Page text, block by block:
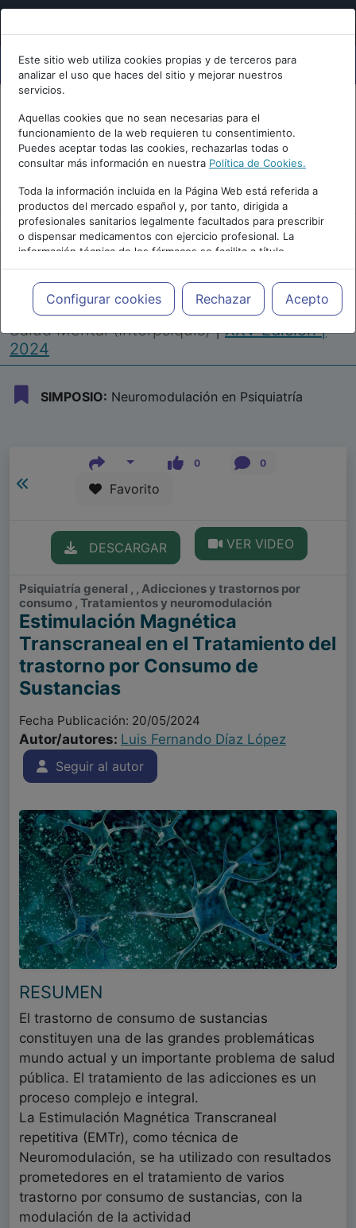
Este sitio web utiliza cookies propias y de terceros para
analizar el uso que haces del sitio y mejorar nuestros
servicios.
Aquellas cookies que no sean necesarias para el
funcionamiento de la web requieren tu consentimiento.
Puedes aceptar todas las cookies, rechazarlas todas o
consultar más información en nuestra Política de Cookies.
Toda la información incluida en la Página Web está referida a
productos del mercado español y, por tanto, dirigida a
profesionales sanitarios legalmente facultados para prescribir
o dispensar medicamentos con ejercicio profesional. La
información técnica de los fármacos se facilita a título
meramente informativo, siendo responsabilidad de los
profesionales facultados prescribir medicamentos y decidir, en
cada caso concreto, el tratamiento más adecuado a las
necesidades del paciente.
Configurar cookies Rechazar Acepto
Repositorio de Artículos |Congreso Virtual
Internacional de Psiquiatría, Psicología y
Salud Mental (Interpsiquis)|XXV Edición |
2024
SIMPOSIO: Neuromodulación en Psiquiatría
0 0
Favorito
DESCARGAR VER VIDEO
Psiquiatría general , , Adicciones y trastornos por
consumo , Tratamientos y neuromodulación
Estimulación Magnética
Transcraneal en el Tratamiento del
trastorno por Consumo de
Sustancias
Fecha Publicación: 20/05/2024
Autor/autores: Luis Fernando Díaz López
Seguir al autor
RESUMEN
El trastorno de consumo de sustancias
constituyen una de las grandes problemáticas
mundo actual y un importante problema de salud
pública. El tratamiento de las adicciones es un
proceso complejo e integral.
La Estimulación Magnética Transcraneal
repetitiva (EMTr), como técnica de
Neuromodulación, se ha utilizado con resultados
prometedores en el tratamiento de varios
trastorno por consumo de sustancias, con la
modulación de la actividad